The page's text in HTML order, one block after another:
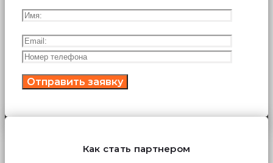
Как стать партнером